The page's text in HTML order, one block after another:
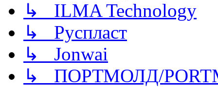
↳ ILMA Technology
↳ Руспласт
↳ Jonwai
↳ ПОРТМОЛД/